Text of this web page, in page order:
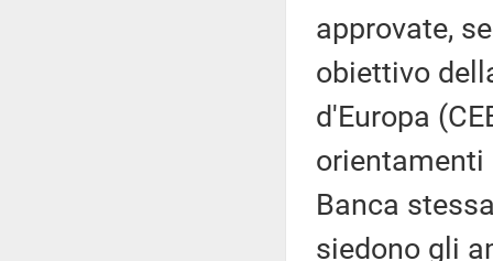
approvate,
obiettivo
d'Europa
orientamenti
Banca
siedono gli